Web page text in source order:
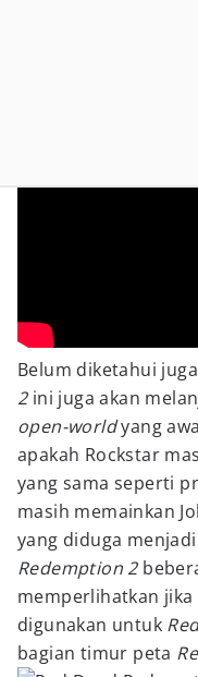
Belum diketahui
2 ini juga akan
open-worldyang
apakah Rockstar
yang sama seperti
masih memainkan
yang diduga
Redemption 2
memperlihatkan jika
digunakan untuk
bagian timur peta